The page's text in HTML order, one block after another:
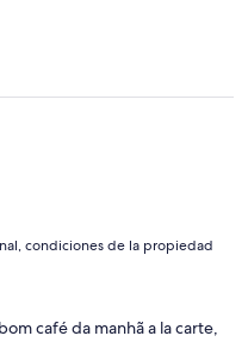
condiciones de la propiedad
café da manhã a la carte,